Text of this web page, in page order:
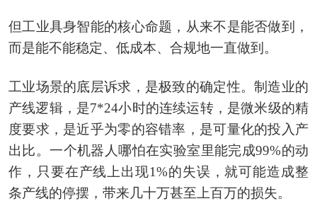
但工业具身智能的核心命题，从来不是能否做到，
而是能不能稳定、低成本、合规地一直做到。
工业场景的底层诉求，是极致的确定性。制造业的
产线逻辑，是7*24小时的连续运转，是微米级的精
度要求，是近乎为零的容错率，是可量化的投入产
出比。一个机器人哪怕在实验室里能完成99%的动
作，只要在产线上出现1%的失误，就可能造成整
条产线的停摆，带来几十万甚至上百万的损失。